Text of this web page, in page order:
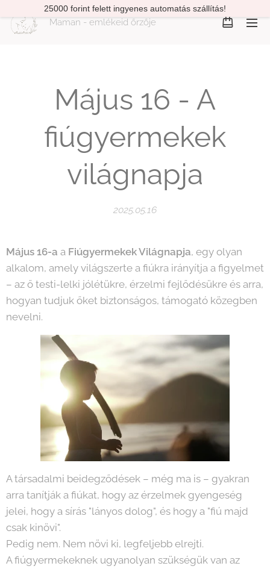
25000 forint felett ingyenes automatás szállítás!
Maman - emlékeid őrzője
Május 16 - A
fiúgyermekek
világnapja
2025.05.16
Május 16-a a Fiúgyermekek Világnapja, egy olyan
alkalom, amely világszerte a fiúkra irányítja a figyelmet
– az ő testi-lelki jólétükre, érzelmi fejlődésükre és arra,
hogyan tudjuk őket biztonságos, támogató közegben
nevelni.
A társadalmi beidegződések – még ma is – gyakran
arra tanítják a fiúkat, hogy az érzelmek gyengeség
jelei, hogy a sírás "lányos dolog", és hogy a "fiú majd
csak kinövi".
Pedig nem. Nem növi ki, legfeljebb elrejti.
A fiúgyermekeknek ugyanolyan szükségük van az